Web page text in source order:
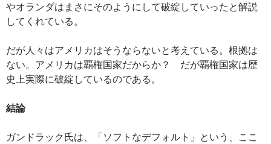
やオランダはまさにそのようにして破綻していったと解説
してくれている。
だが人々はアメリカはそうならないと考えている。根拠は
ない。アメリカは覇権国家だからか？ だが覇権国家は歴
史上実際に破綻しているのである。
結論
ガンドラック氏は、「ソフトなデフォルト」という、ここ